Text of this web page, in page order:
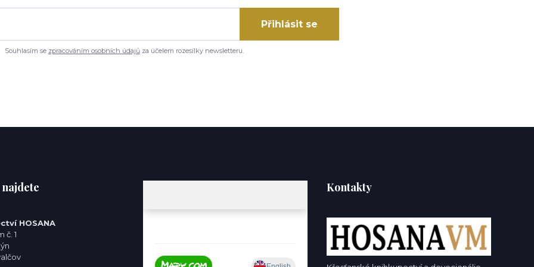
Přihlásit se
Souhlasím se zpracováním osobních údajůza účelem rozesílky newsletteru.
HOSANA
č. 1
Kontakty